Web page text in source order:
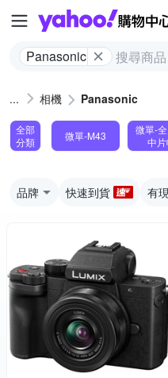
Panasonic
相機 Panasonic
全部
分類
微單-M43
微單-
中
品牌 快速到貨 有